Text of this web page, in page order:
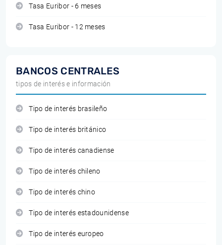
Tasa Euribor - 6 meses
Tasa Euribor - 12 meses
BANCOS CENTRALES
tipos de interés e información
Tipo de interés brasileño
Tipo de interés británico
Tipo de interés canadiense
Tipo de interés chileno
Tipo de interés chino
Tipo de interés estadounidense
Tipo de interés europeo